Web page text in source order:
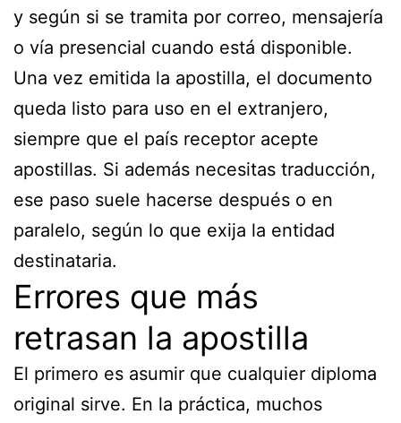
y según si se tramita por correo, mensajería
o vía presencial cuando está disponible.
Una vez emitida la apostilla, el documento
queda listo para uso en el extranjero,
siempre que el país receptor acepte
apostillas. Si además necesitas traducción,
ese paso suele hacerse después o en
paralelo, según lo que exija la entidad
destinataria.
Errores que más
retrasan la apostilla
El primero es asumir que cualquier diploma
original sirve. En la práctica, muchos